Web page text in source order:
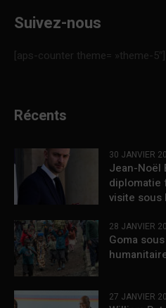
Suivez-nous
[aps-counter theme= »theme-5″]
Récents
30 JANVIER
Jean-Noël
diplomatie
visite sous
28 JANVIER
Goma
27 JANVIER